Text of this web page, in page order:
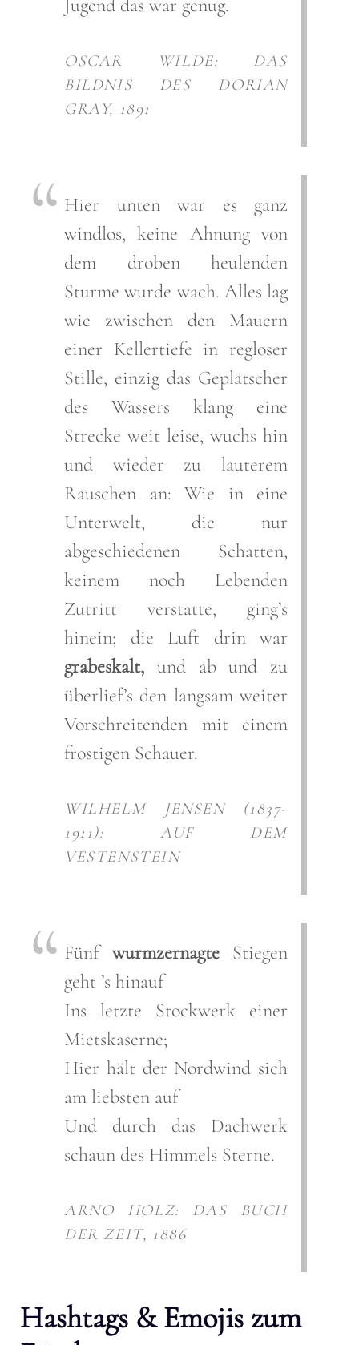
Jugend das war genug.
OSCAR WILDE: DAS
BILDNIS DES DORIAN
GRAY, 1891
Hier unten war es ganz
windlos, keine Ahnung von
dem droben heulenden
Sturme wurde wach. Alles lag
wie zwischen den Mauern
einer Kellertiefe in regloser
Stille, einzig das Geplätscher
des Wassers klang eine
Strecke weit leise, wuchs hin
und wieder zu lauterem
Rauschen an: Wie in eine
Unterwelt, die nur
abgeschiedenen Schatten,
keinem noch Lebenden
Zutritt verstatte, ging’s
hinein; die Luft drin war
grabeskalt, und ab und zu
überlief’s den langsam weiter
Vorschreitenden mit einem
frostigen Schauer.
WILHELM JENSEN (1837-
1911): AUF DEM
VESTENSTEIN
Fünf wurmzernagteStiegen
geht ’s hinauf
Ins letzte Stockwerk einer
Mietskaserne;
Hier hält der Nordwind sich
am liebsten auf
Und durch das Dachwerk
schaun des Himmels Sterne.
ARNO HOLZ: DAS BUCH
DER ZEIT, 1886
Hashtags & Emojis zum